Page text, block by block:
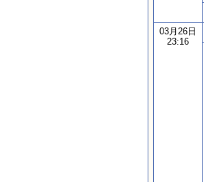
03月26日
23:16